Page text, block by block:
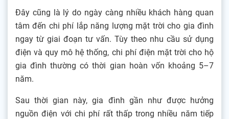
Đây cũng là lý do ngày càng nhiều khách hàng quan
tâm đến chi phí lắp năng lượng mặt trời cho gia đình
ngay từ giai đoạn tư vấn. Tùy theo nhu cầu sử dụng
điện và quy mô hệ thống, chi phí điện mặt trời cho hộ
gia đình thường có thời gian hoàn vốn khoảng 5–7
năm.
Sau thời gian này, gia đình gần như được hưởng
nguồn điện với chi phí rất thấp trong nhiều năm tiếp